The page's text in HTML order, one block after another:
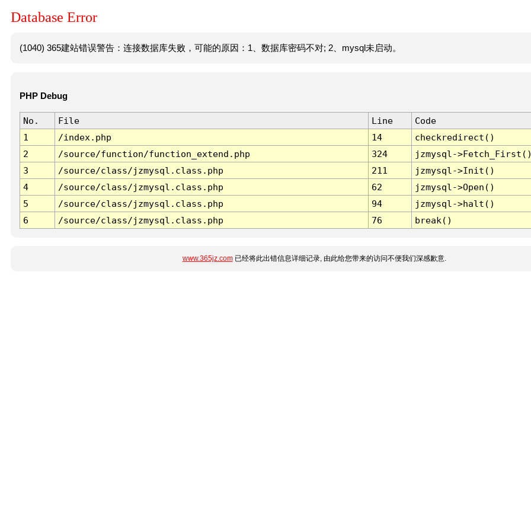
Database Error
(1040) 365建站错误警告：连接数据库失败，可能的原因：1、数据库密码不对; 2、mysql未启动。
PHP Debug
No. File Line
Code
1
/index.php 14
checkredirect()
2
/source/function/function_extend.php 324
jzmysql-
3
/source/class/jzmysql.class.php 211
jzmysql->Init()
4
/source/class/jzmysql.class.php 62
jzmysql->Open()
5
/source/class/jzmysql.class.php 94
jzmysql->halt()
6
/source/class/jzmysql.class.php 76 break()
www.365jz.com已经将此出错信息详细记录, 由此给您带来的访问不便我们深感歉意.